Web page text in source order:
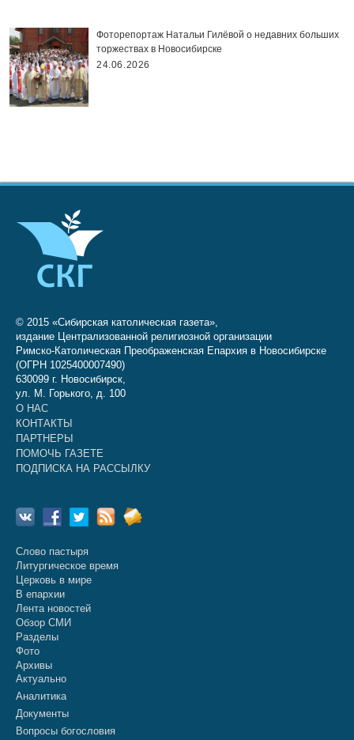
Фоторепортаж Натальи Гилёвой о недавних больших
торжествах в Новосибирске
24.06.2026
© 2015 «Сибирская католическая газета»,
издание Централизованной религиозной организации
Римско-Католическая Преображенская Епархия в Новосибирске
(ОГРН 1025400007490)
630099 г. Новосибирск,
ул. М. Горького, д. 100
О НАС
КОНТАКТЫ
ПАРТНЕРЫ
ПОМОЧЬ ГАЗЕТЕ
ПОДПИСКА НА РАССЫЛКУ
Слово пастыря
Литургическое время
Церковь в мире
В епархии
Лента новостей
Обзор СМИ
Разделы
Фото
Архивы
Актуально
Аналитика
Документы
Вопросы богословия